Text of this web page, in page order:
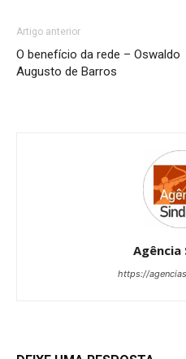
Artigo anterior
O benefício da rede – Oswaldo
Augusto de Barros
Agência
https://